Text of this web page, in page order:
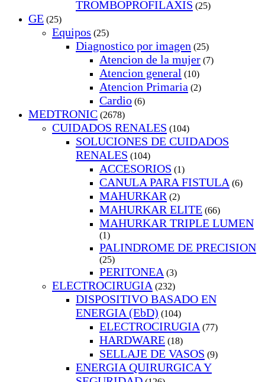
TROMBOPROFILAXIS (25)
GE (25)
Equipos (25)
Diagnostico por imagen (25)
Atencion de la mujer (7)
Atencion general (10)
Atencion Primaria (2)
Cardio (6)
MEDTRONIC (2678)
CUIDADOS RENALES (104)
SOLUCIONES DE CUIDADOS
RENALES (104)
ACCESORIOS (1)
CANULA PARA FISTULA (6)
MAHURKAR (2)
MAHURKAR ELITE (66)
MAHURKAR TRIPLE LUMEN
(1)
PALINDROME DE PRECISION
(25)
PERITONEA (3)
ELECTROCIRUGIA (232)
DISPOSITIVO BASADO EN
ENERGIA (EbD) (104)
ELECTROCIRUGIA (77)
HARDWARE (18)
SELLAJE DE VASOS (9)
ENERGIA QUIRURGICA Y